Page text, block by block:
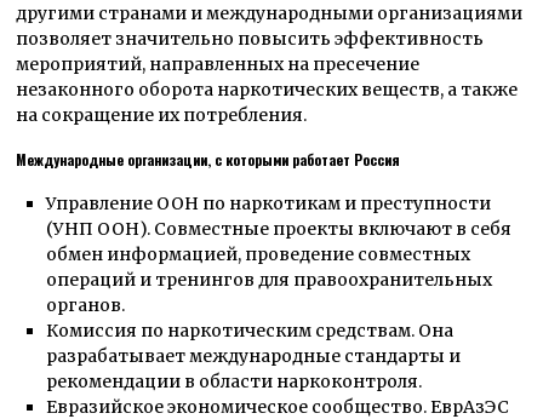
другими странами и международными организациями
позволяет значительно повысить эффективность
мероприятий, направленных на пресечение
незаконного оборота наркотических веществ, а также
на сокращение их потребления.
Международные организации, с которыми работает Россия
Управление ООН по наркотикам и преступности
(УНП ООН). Совместные проекты включают в себя
обмен информацией, проведение совместных
операций и тренингов для правоохранительных
органов.
Комиссия по наркотическим средствам. Она
разрабатывает международные стандарты и
рекомендации в области наркоконтроля.
Евразийское экономическое сообщество. ЕврАзЭС